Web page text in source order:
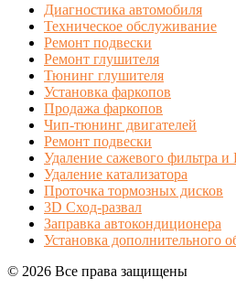
Диагностика автомобиля
Техническое обслуживание
Ремонт подвески
Ремонт глушителя
Тюнинг глушителя
Установка фаркопов
Продажа фаркопов
Чип-тюнинг двигателей
Ремонт подвески
Удаление сажевого фильтра и
Удаление катализатора
Проточка тормозных дисков
3D Сход-развал
Заправка автокондиционера
Установка дополнительного
© 2026 Все права защищены